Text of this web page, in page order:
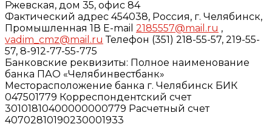
Ржевская, дом 35, офис 84
Фактический адрес 454038, Россия, г. Челябинск,
Промышленная 1В E-mail 2185557@mail.ru ,
vadim_cmz@mail.ru Телефон (351) 218-55-57, 219-55-
57, 8-912-77-55-775
Банковские реквизиты: Полное наименование
банка ПАО «Челябинвестбанк»
Месторасположение банка г. Челябинск БИК
047501779 Корреспондентский счет
30101810400000000779 Расчетный счет
40702810190230001933